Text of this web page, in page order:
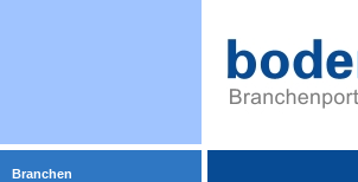
Branchen